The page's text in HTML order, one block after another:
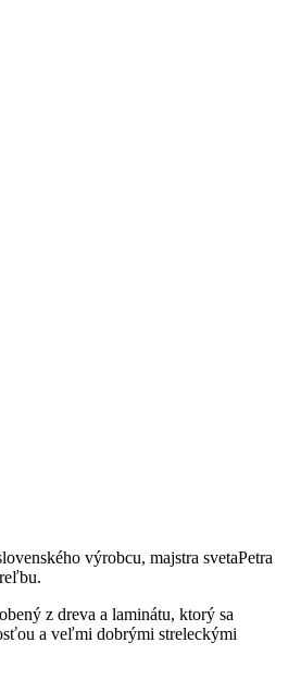
výrobcu, majstra svetaPetra
z dreva a laminátu, ktorý sa
a veľmi dobrými streleckými